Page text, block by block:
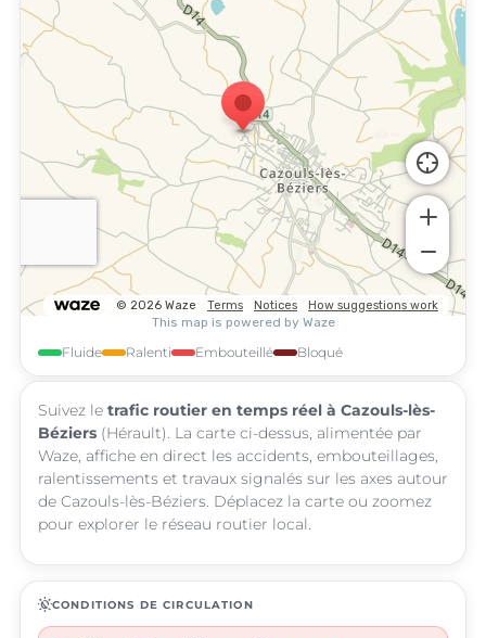
Fluide Ralenti Embouteillé Bloqué
Suivez le trafic routier en temps réel à Cazouls-lès-
Béziers (Hérault). La carte ci-dessus, alimentée par
Waze, affiche en direct les accidents, embouteillages,
ralentissements et travaux signalés sur les axes autour
de Cazouls-lès-Béziers. Déplacez la carte ou zoomez
pour explorer le réseau routier local.
routineCONDITIONS DE CIRCULATION